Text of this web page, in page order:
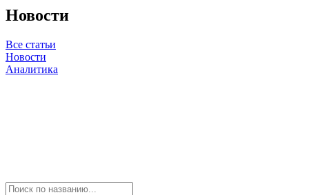
Новости
Все статьи
Новости
Аналитика